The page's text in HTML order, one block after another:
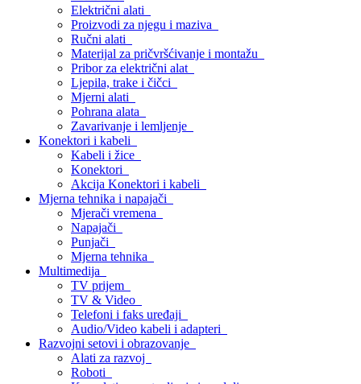
Električni alati
Proizvodi za njegu i maziva
Ručni alati
Materijal za pričvršćivanje i montažu
Pribor za električni alat
Ljepila, trake i čičci
Mjerni alati
Pohrana alata
Zavarivanje i lemljenje
Konektori i kabeli
Kabeli i žice
Konektori
Akcija Konektori i kabeli
Mjerna tehnika i napajači
Mjerači vremena
Napajači
Punjači
Mjerna tehnika
Multimedija
TV prijem
TV & Video
Telefoni i faks uređaji
Audio/Video kabeli i adapteri
Razvojni setovi i obrazovanje
Alati za razvoj
Roboti